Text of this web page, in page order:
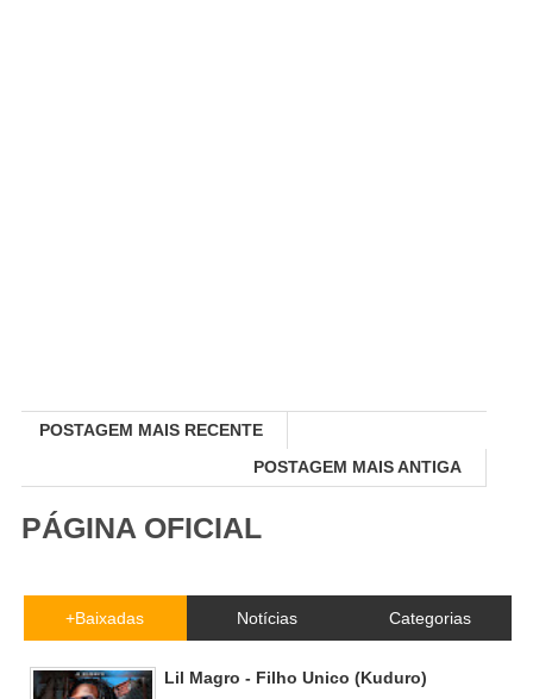
POSTAGEM MAIS RECENTE
POSTAGEM MAIS ANTIGA
PÁGINA OFICIAL
+Baixadas Notícias Categorias
Lil Magro - Filho Unico (Kuduro)